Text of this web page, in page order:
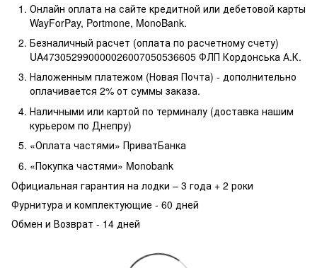
Онлайн оплата на сайте кредитной или дебетовой карты
WayForPay, Portmone, MonoBank.
Безналичный расчет (оплата по расчетному счету)
UA473052990000026007050536605 ФЛП Кордонська А.К.
Наложенным платежом (Новая Почта) - дополнительно
оплачивается 2% от суммы заказа.
Наличными или картой по терминалу (доставка нашим
курьером по Днепру)
«Оплата частями» ПриватБанка
«Покупка частями» Monobank
Официальная гарантия на лодки – 3 года + 2 роки
Фурнитура и комплектующие - 60 дней
Обмен и Возврат - 14 дней